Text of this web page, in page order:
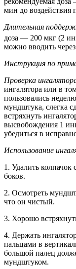
мин до воздействия
Длительная
доза — 200 мкг (2
можно вводить
Инструкция по
Проверка
ингалятора или в
пользовались
мундштука, слегка
встряхнуть
высвобождения 1
убедиться в
Использование
1. Удалить колпачок
боков.
2. Осмотреть
что он чистый.
3. Хорошо
4. Держать
пальцами в
большой палец
мундштуком.